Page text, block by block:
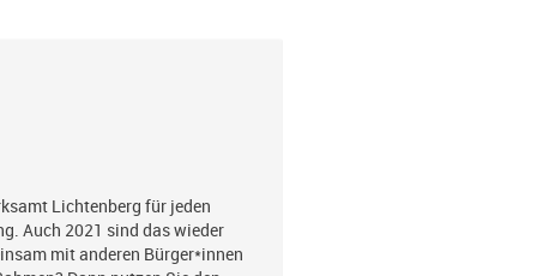
Lichtenberg für jeden
Auch 2021 sind das wieder
mit anderen Bürger*innen